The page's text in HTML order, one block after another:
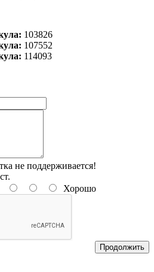
103826
107552
114093
не поддерживается!
Хорошо
Продолжить